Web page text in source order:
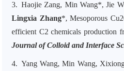
3. Haojie Zang, Min Wang*, Jie
Lingxia Zhang*, Mesoporous
efficient C2 chemicals production
Journal of Colloid and Interface
4. Yang Wang, Min Wang,